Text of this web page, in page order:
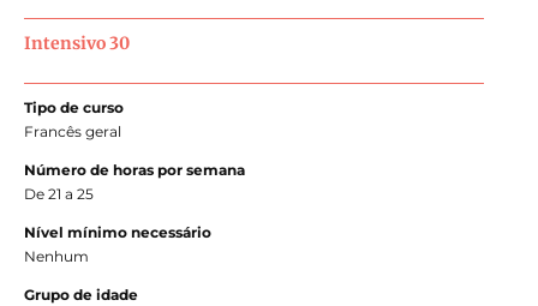
Intensivo 30
Tipo de curso
Francês geral
Número de horas por semana
De 21 a 25
Nível mínimo necessário
Nenhum
Grupo de idade